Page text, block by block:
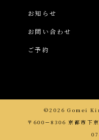
お知らせ
お問い合わせ
ご予約
©2026 Gomei
〒600－8306 京都市下